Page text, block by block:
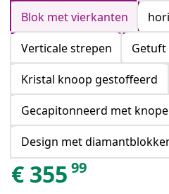
Blok met vierkanten
Verticale strepen
Kristal knoop gestoffeerd
Gecapitonneerd met
Design met
€ 355 99